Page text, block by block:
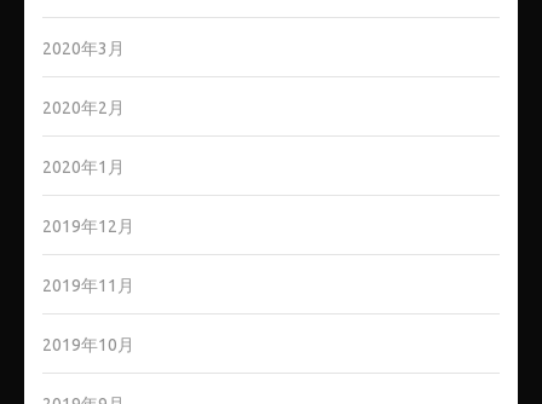
2020年3月
2020年2月
2020年1月
2019年12月
2019年11月
2019年10月